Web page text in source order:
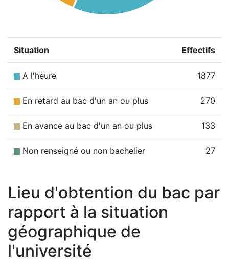
Situation Effectifs
A l'heure 1877
En retard au bac d'un an ou plus 270
En avance au bac d'un an ou plus 133
Non renseigné ou non bachelier 27
Lieu d'obtention du bac par
rapport à la situation
géographique de
l'université